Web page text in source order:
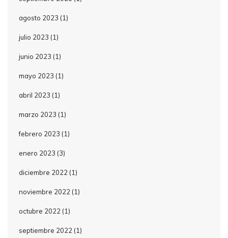
agosto 2023 (1)
julio 2023 (1)
junio 2023 (1)
mayo 2023 (1)
abril 2023 (1)
marzo 2023 (1)
febrero 2023 (1)
enero 2023 (3)
diciembre 2022 (1)
noviembre 2022 (1)
octubre 2022 (1)
septiembre 2022 (1)